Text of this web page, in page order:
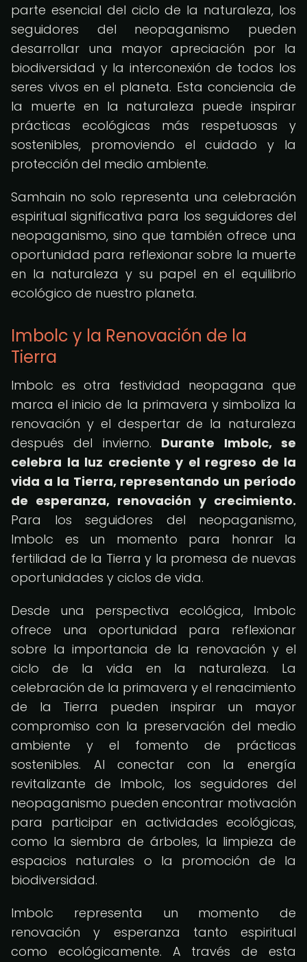
parte esencial del ciclo de la naturaleza, los
seguidores del neopaganismo pueden
desarrollar una mayor apreciación por la
biodiversidad y la interconexión de todos los
seres vivos en el planeta. Esta conciencia de
la muerte en la naturaleza puede inspirar
prácticas ecológicas más respetuosas y
sostenibles, promoviendo el cuidado y la
protección del medio ambiente.
Samhain no solo representa una celebración
espiritual significativa para los seguidores del
neopaganismo, sino que también ofrece una
oportunidad para reflexionar sobre la muerte
en la naturaleza y su papel en el equilibrio
ecológico de nuestro planeta.
Imbolc y la Renovación de la
Tierra
Imbolc es otra festividad neopagana que
marca el inicio de la primavera y simboliza la
renovación y el despertar de la naturaleza
después del invierno. Durante Imbolc, se
celebra la luz creciente y el regreso de la
vida a la Tierra, representando un período
de esperanza, renovación y crecimiento.
Para los seguidores del neopaganismo,
Imbolc es un momento para honrar la
fertilidad de la Tierra y la promesa de nuevas
oportunidades y ciclos de vida.
Desde una perspectiva ecológica, Imbolc
ofrece una oportunidad para reflexionar
sobre la importancia de la renovación y el
ciclo de la vida en la naturaleza. La
celebración de la primavera y el renacimiento
de la Tierra pueden inspirar un mayor
compromiso con la preservación del medio
ambiente y el fomento de prácticas
sostenibles. Al conectar con la energía
revitalizante de Imbolc, los seguidores del
neopaganismo pueden encontrar motivación
para participar en actividades ecológicas,
como la siembra de árboles, la limpieza de
espacios naturales o la promoción de la
biodiversidad.
Imbolc representa un momento de
renovación y esperanza tanto espiritual
como ecológicamente. A través de esta